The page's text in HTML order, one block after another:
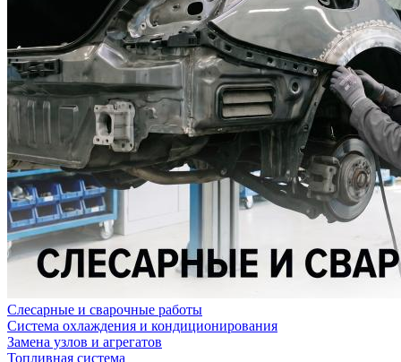
Слесарные и сварочные работы
Система охлаждения и кондиционирования
Замена узлов и агрегатов
Топливная система